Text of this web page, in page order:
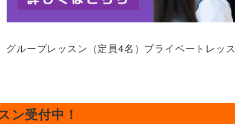
グループレッスン（定員4名）プライベートレッ
ン受付中！